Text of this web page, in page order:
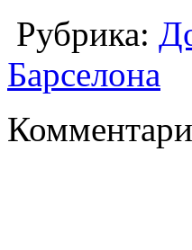
Рубрика:
Барселона